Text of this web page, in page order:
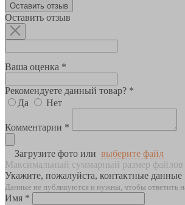
Оставить отзыв
Оставить отзыв
Ваша оценка *
Рекомендуете данный товар? *
Да
Нет
Комментарии *
Загрузите фото или выберите файл
Максимальный суммарный размер
Укажите, пожалуйста, контактные данные
Данные не публикуются и нужны, чтобы ответить
Имя *